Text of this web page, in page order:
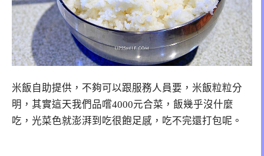
米飯自助提供，不夠可以跟服務人員要，米飯粒粒分
明，其實這天我們品嚐4000元合菜，飯幾乎沒什麼
吃，光菜色就澎湃到吃很飽足感，吃不完還打包呢。